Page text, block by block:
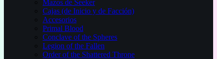
Mazos de Seeker
Cajas (de Inicio y de Facción)
Accesorios
Primal Blood
Conclave of the Spheres
Legion of the Fallen
Order of the Shattered Throne